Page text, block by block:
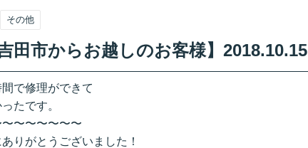
その他
吉田市からお越しのお客様】2018.10.15
で修理ができて
たです。
〜〜〜〜〜〜
りがとうございました！